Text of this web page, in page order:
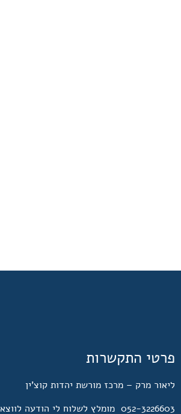
פרטי התקשרות
ליאור מרק – מרכז מורשת יהדות קוצ'ין
052-3226603 מומלץ לשלוח לי הודעה